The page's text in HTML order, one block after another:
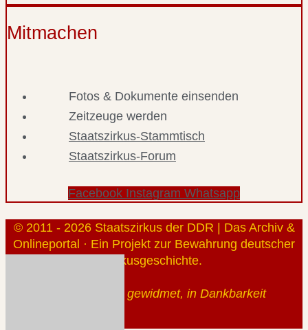
Mitmachen
Fotos & Dokumente einsenden
Zeitzeuge werden
Staatszirkus-Stammtisch
Staatszirkus-Forum
Facebook Instagram Whatsapp
© 2011 - 2026 Staatszirkus der DDR | Das Archiv &
Onlineportal · Ein Projekt zur Bewahrung deutscher
Zirkusgeschichte.
Gerhard Klauß gewidmet, in Dankbarkeit